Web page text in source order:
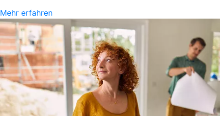
Mehr erfahren